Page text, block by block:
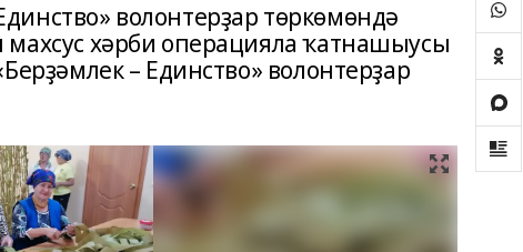
волонтерҙар төркөмөндә
хәрби операцияла ҡатнашыусы
– Единство» волонтерҙар